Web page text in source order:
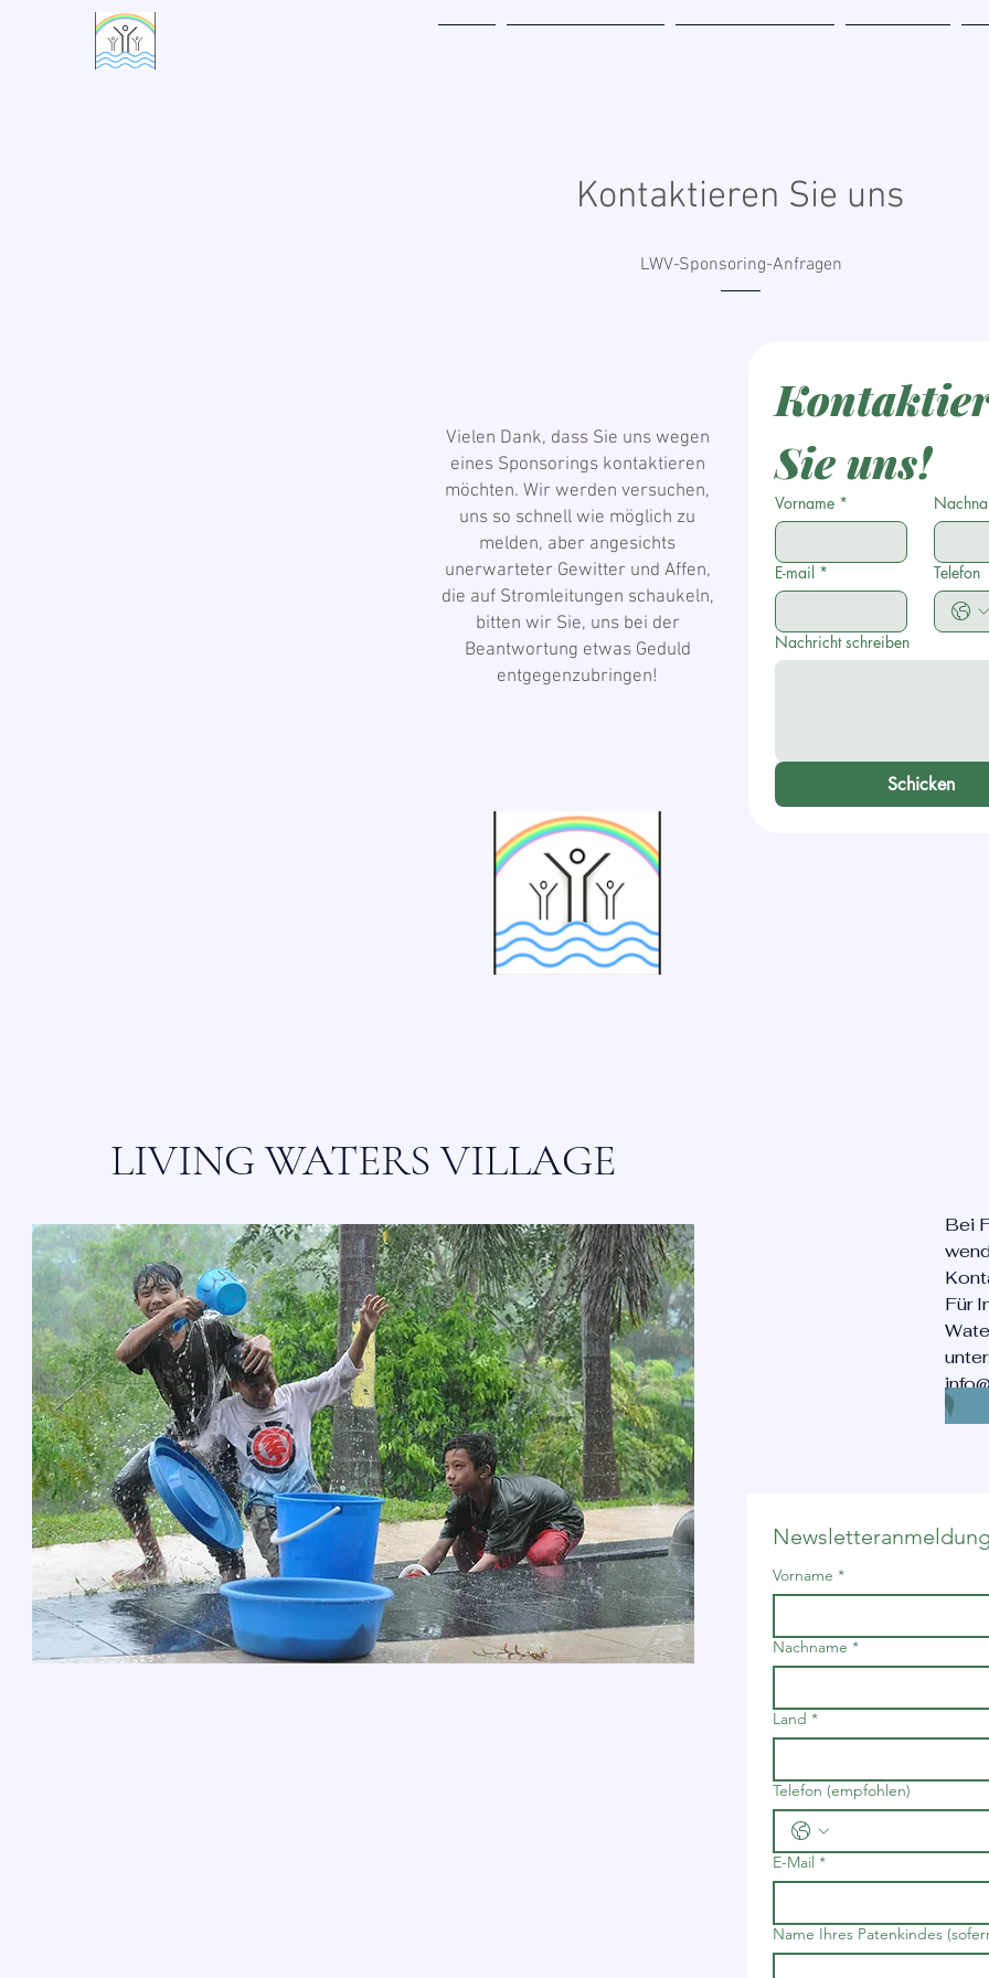
Kontaktieren Sie uns
LWV-Sponsoring-Anfragen
Vielen Dank, dass Sie uns wegen
eines Sponsorings kontaktieren
möchten. Wir werden versuchen,
uns so schnell wie möglich zu
melden, aber angesichts
unerwarteter Gewitter und Affen,
die auf Stromleitungen schaukeln,
bitten wir Sie, uns bei der
Beantwortung etwas Geduld
entgegenzubringen!
Sie uns!
Vorname *
E-mail * Telefon
Nachricht schreiben
Schicken
LIVING WATERS VILLAGE
Bei
Für
Vorname *
Nachname *
Land *
Telefon (empfohlen)
E-Mail *
Name Ihres Patenkindes